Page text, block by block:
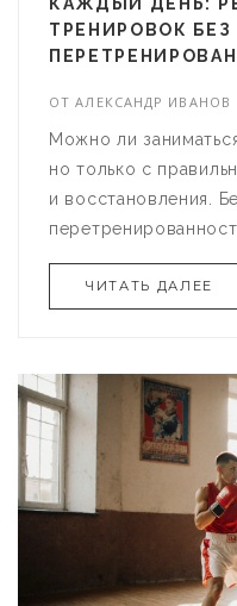
ТРЕНИРОВОК БЕЗ
ОТАЛЕКСАНДР ИВАНОВ
Можно ли
но только с
и восстановления.
ЧИТАТЬ ДАЛЕЕ